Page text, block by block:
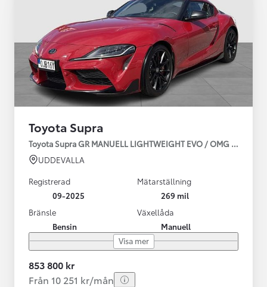
Toyota Supra
Toyota Supra GR MANUELL LIGHTWEIGHT EVO / OMG LEV!
UDDEVALLA
Registrerad
09-2025
Mätarställning
269 mil
Bränsle
Bensin
Växellåda
Manuell
Visa mer
853 800 kr
Från 10 251 kr/mån